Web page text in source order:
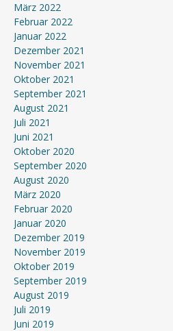
März 2022
Februar 2022
Januar 2022
Dezember 2021
November 2021
Oktober 2021
September 2021
August 2021
Juli 2021
Juni 2021
Oktober 2020
September 2020
August 2020
März 2020
Februar 2020
Januar 2020
Dezember 2019
November 2019
Oktober 2019
September 2019
August 2019
Juli 2019
Juni 2019